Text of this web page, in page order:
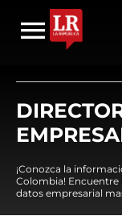
¡Conozca la
Colombia! Encuentre
datos empresarial